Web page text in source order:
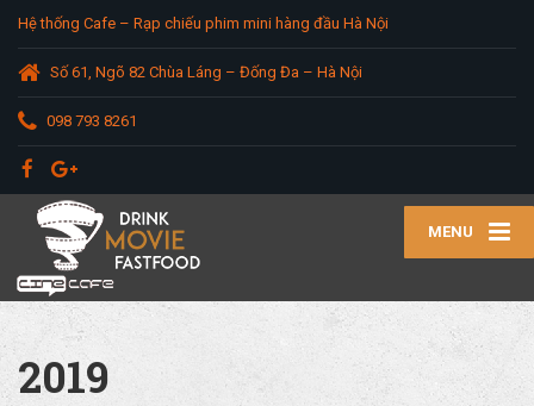
Hệ thống Cafe – Rạp chiếu phim mini hàng đầu Hà Nội
Số 61, Ngõ 82 Chùa Láng – Đống Đa – Hà Nội
098 793 8261
MENU
2019